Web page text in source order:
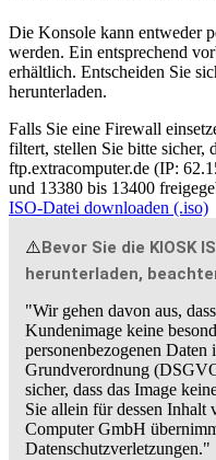
Die Konsole kann entweder
werden. Ein entsprechend
erhältlich. Entscheiden Sie
herunterladen.
Falls Sie eine Firewall
filtert, stellen Sie bitte sicher,
ftp.extracomputer.de (IP:
und 13380 bis 13400
ISO-Datei downloaden (.iso)
⚠️Bevor Sie die KIOSK
herunterladen,
"Wir gehen davon aus,
Kundenimage keine
personenbezogenen
Grundverordnung
sicher, dass das Image
Sie allein für dessen
Computer GmbH
Datenschutzverletzungen."